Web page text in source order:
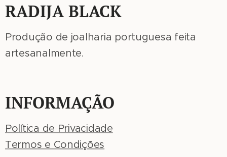
RADIJA BLACK
Produção de joalharia portuguesa feita
artesanalmente.
INFORMAÇÃO
Política de Privacidade
Termos e Condições